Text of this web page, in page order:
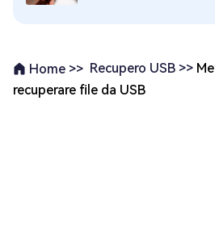
Home >> Recupero USB >>
recuperare file da USB